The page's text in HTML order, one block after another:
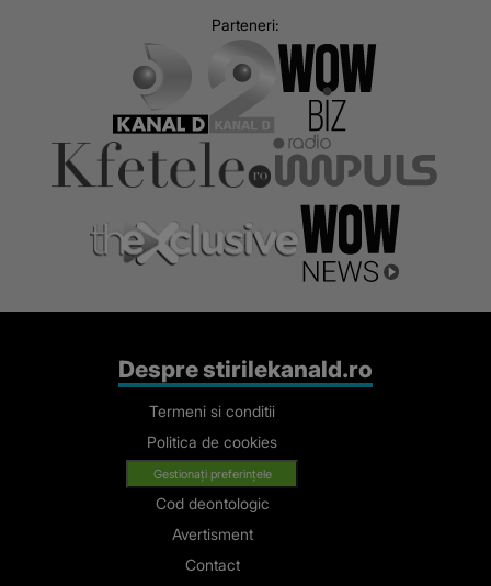
Parteneri:
Despre stirilekanald.ro
Termeni si conditii
Politica de cookies
Gestionați preferințele
Cod deontologic
Avertisment
Contact